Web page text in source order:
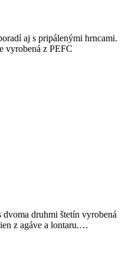
aj s pripálenými hrncami.
vyrobená z PEFC
druhmi štetín vyrobená
z agáve a lontaru.…